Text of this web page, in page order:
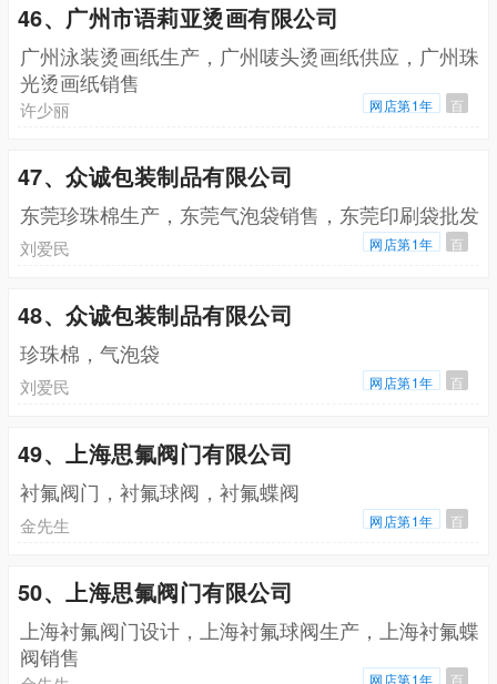
46、广州市语莉亚烫画有限公司
广州泳装烫画纸生产，广州唛头烫画纸供应，广州珠
光烫画纸销售
许少丽 网店第1年 百
47、众诚包装制品有限公司
东莞珍珠棉生产，东莞气泡袋销售，东莞印刷袋批发
刘爱民 网店第1年 百
48、众诚包装制品有限公司
珍珠棉，气泡袋
刘爱民 网店第1年 百
49、上海思氟阀门有限公司
衬氟阀门，衬氟球阀，衬氟蝶阀
金先生 网店第1年 百
50、上海思氟阀门有限公司
上海衬氟阀门设计，上海衬氟球阀生产，上海衬氟蝶
阀销售
网店第1年 百